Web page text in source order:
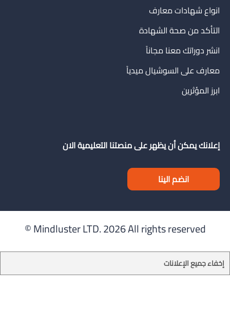
انواع شهادات معارف
التأكد من صحة الشهادة
انشر دوراتك معنا مجاناً
معارف على السوشيال ميدياً
ابرز المؤثرين
إعلانك يمكن أن يظهر على منصتنا التعليمية الان
انضم الينا
Mindluster LTD.2026 All rights reserved ©
إخفاء جميع الإعلانات